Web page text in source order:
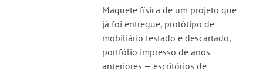
Maquete física de um projeto que
já foi entregue, protótipo de
mobiliário testado e descartado,
portfólio impresso de anos
anteriores — escritórios de